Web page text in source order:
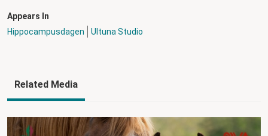
Appears In
Hippocampusdagen
Ultuna Studio
Related Media